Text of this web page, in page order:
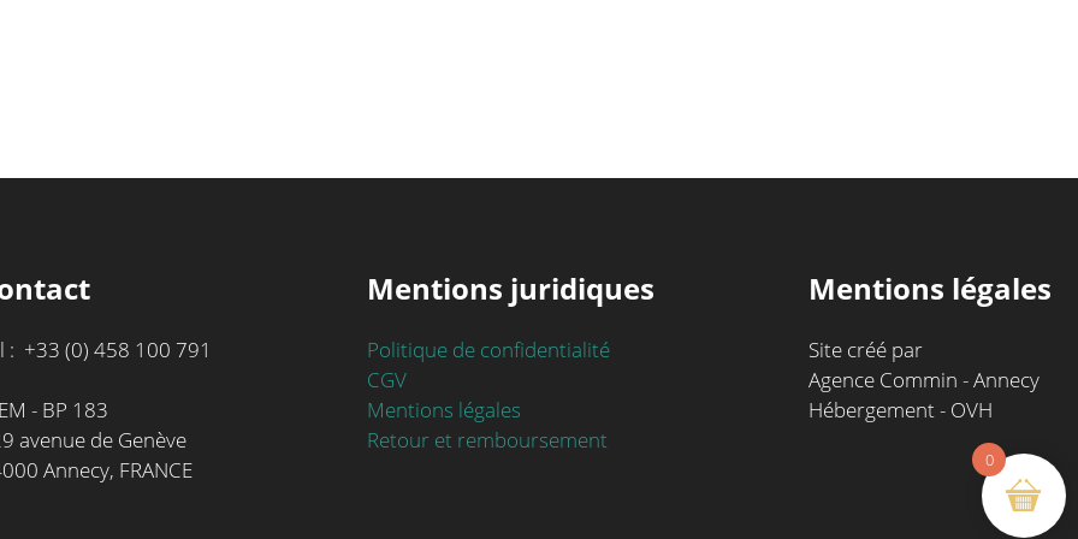
: +33 (0) 458 100 791
- BP 183
avenue de Genève
Annecy, FRANCE
Mentions juridiques
Politique de confidentialité
CGV
Mentions légales
Retour et remboursement
Mentions légales
Site créé par
Agence Commin - Annecy
Hébergement - OVH
0